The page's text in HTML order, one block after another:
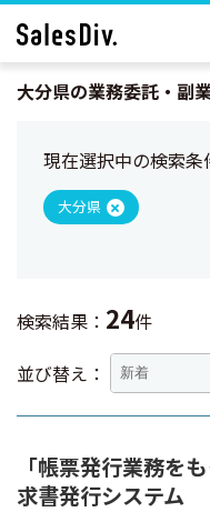
大分県の業務委託・副
現在選択中の検索条
大分県
検索結果： 24件
並び替え：
「帳票発行業務を
求書発行システム